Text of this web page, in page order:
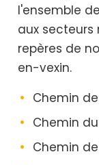
l'ensemble
aux secteurs
repères de
en-vexin.
Chemin
Chemin du
Chemin